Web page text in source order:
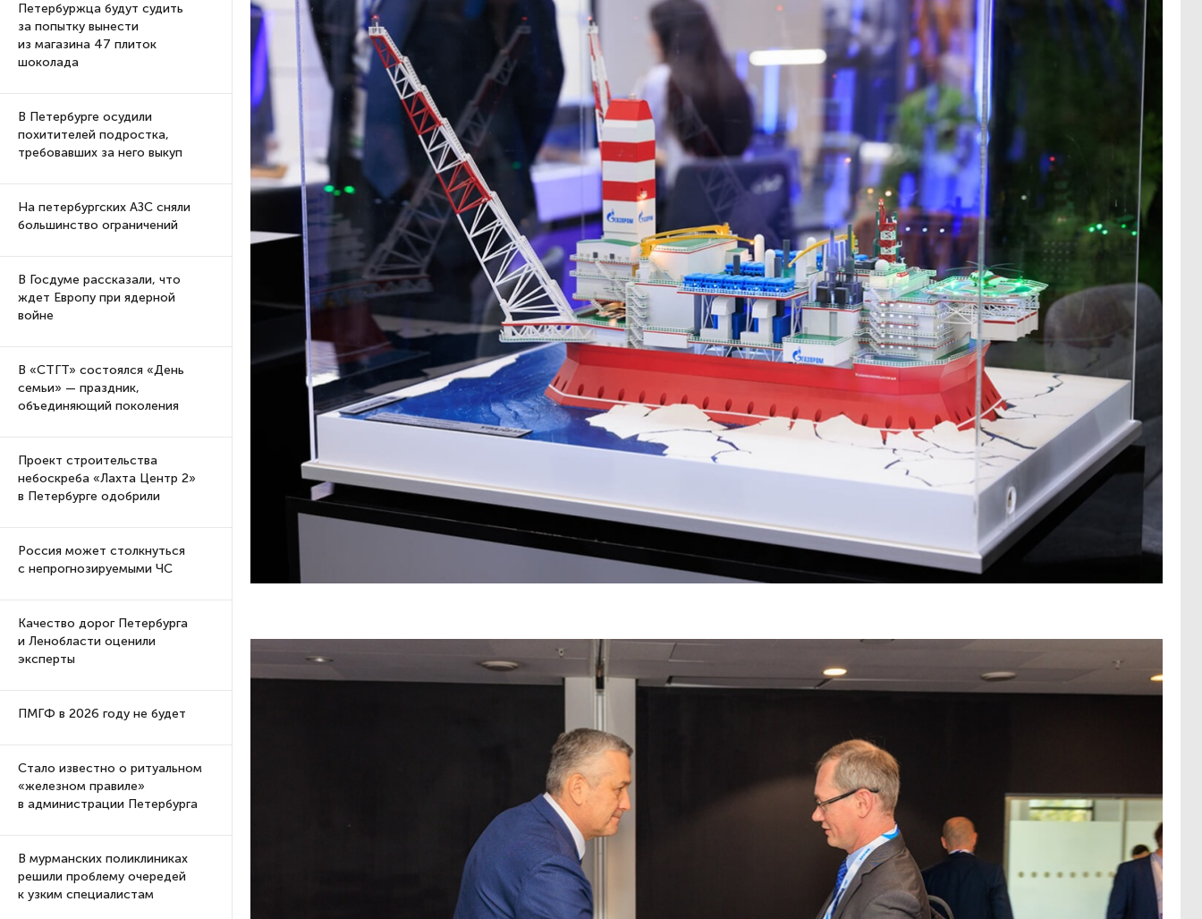
Петербуржца будут судить
за попытку вынести
из магазина 47 плиток
шоколада
В Петербурге осудили
похитителей подростка,
требовавших за него выкуп
На петербургских АЗС сняли
большинство ограничений
В Госдуме рассказали, что
ждет Европу при ядерной
войне
В «СТГТ» состоялся «День
семьи» — праздник,
объединяющий поколения
Проект строительства
небоскреба «Лахта Центр 2»
в Петербурге одобрили
Россия может столкнуться
с непрогнозируемыми ЧС
Качество дорог Петербурга
и Ленобласти оценили
эксперты
ПМГФ в 2026 году не будет
Стало известно о ритуальном
«железном правиле»
в администрации Петербурга
В мурманских поликлиниках
решили проблему очередей
к узким специалистам